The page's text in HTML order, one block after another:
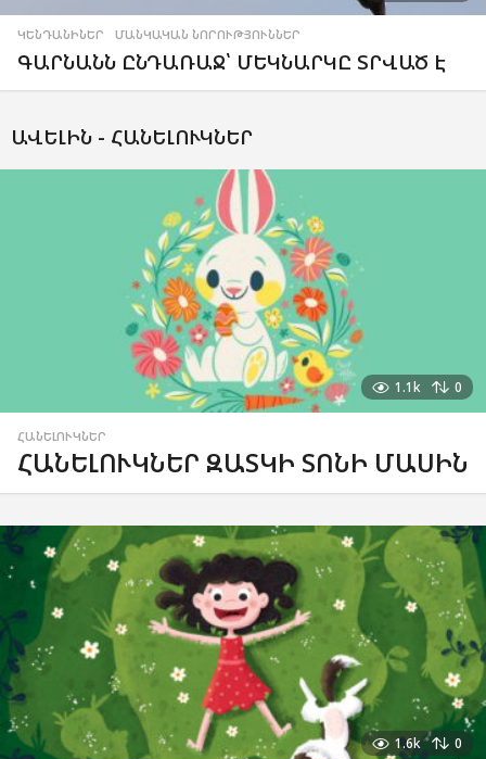
ԿԵՆԴԱՆԻՆԵՐ ,ՄԱՆԿԱԿԱՆ ՆՈՐՈՒԹՅՈՒՆՆԵՐ
ԳԱՐՆԱՆՆ ԸՆԴԱՌԱՋ՝ ՄԵԿՆԱՐԿԸ ՏՐՎԱԾ Է
ԱՎԵԼԻՆ - ՀԱՆԵԼՈՒԿՆԵՐ
1.1k 0
ՀԱՆԵԼՈՒԿՆԵՐ
ՀԱՆԵԼՈՒԿՆԵՐ ԶԱՏԿԻ ՏՈՆԻ ՄԱՍԻՆ
1.6k 0